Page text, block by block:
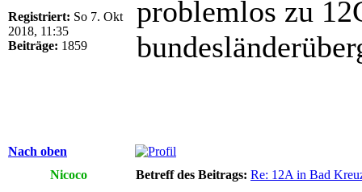
Registriert: So 7. Okt
2018, 11:35
Beiträge: 1859
problemlos zu
Nach oben
Nicoco
Betreff des Beitrags: Re: 12A in Bad